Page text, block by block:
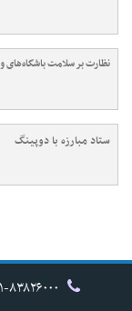
نظارت بر سلامت باشگاه‌های
ستاد مبارزه با دوپینگ